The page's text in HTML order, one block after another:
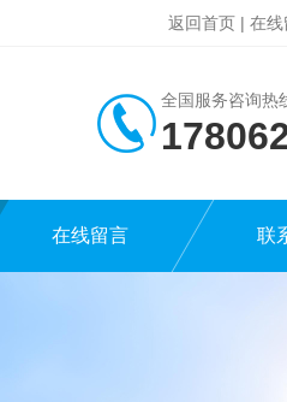
返回首页 | 在线
全国服务咨询热
在线留言 联